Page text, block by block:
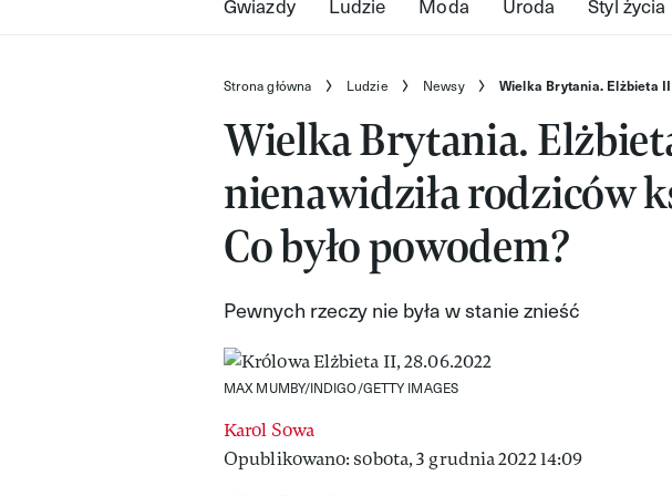
Strona główna Ludzie Newsy Wielka Brytania. Elżbieta
Wielka Brytania.
nienawidziła rodziców
Co było powodem?
Pewnych rzeczy nie była w stanie znieść
MAX MUMBY/INDIGO/GETTY IMAGES
Karol Sowa
Opublikowano: sobota, 3 grudnia 2022 14:09